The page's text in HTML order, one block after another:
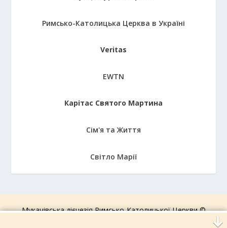
Римсько-Католицька Церква в Україні
Veritas
EWTN
Карітас Святого Мартина
Сім'я та Життя
Світло Марії
Мукачівська дієцезія Римсько-Католицької Церкви ©